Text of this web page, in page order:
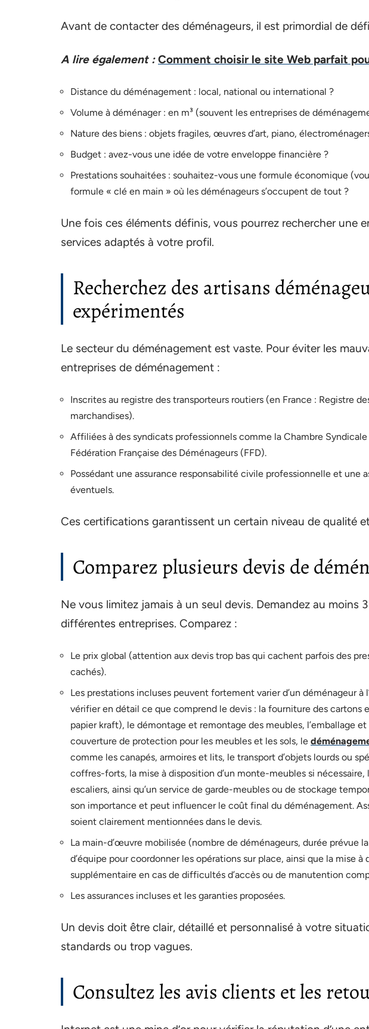
Avant de contacter des déménageurs, il est primordial de
A lire également : Comment choisir le site Web parfait
Distance du déménagement : local, national ou international ?
Volume à déménager : en m³ (souvent les entreprises de
Nature des biens : objets fragiles, œuvres d’art, piano,
Budget : avez-vous une idée de votre enveloppe financière ?
Prestations souhaitées : souhaitez-vous une formule économique
formule « clé en main » où les déménageurs s’occupent de tout ?
Une fois ces éléments définis, vous pourrez rechercher une
services adaptés à votre profil.
Recherchez des artisans
expérimentés
Le secteur du déménagement est vaste. Pour éviter les
entreprises de déménagement :
Inscrites au registre des transporteurs routiers (en France : Registre
marchandises).
Affiliées à des syndicats professionnels comme la Chambre
Fédération Française des Déménageurs (FFD).
Possédant une assurance responsabilité civile professionnelle et une
éventuels.
Ces certifications garantissent un certain niveau de qualité
Comparez plusieurs devis de
Ne vous limitez jamais à un seul devis. Demandez au moins
différentes entreprises. Comparez :
Le prix global (attention aux devis trop bas qui cachent parfois des
cachés).
Les prestations incluses peuvent fortement varier d’un déménageur à
vérifier en détail ce que comprend le devis : la fourniture des cartons
papier kraft), le démontage et remontage des meubles, l’emballage
couverture de protection pour les meubles et les sols, le
comme les canapés, armoires et lits, le transport d’objets lourds ou
coffres-forts, la mise à disposition d’un monte-meubles si
escaliers, ainsi qu’un service de garde-meubles ou de stockage
son importance et peut influencer le coût final du déménagement.
soient clairement mentionnées dans le devis.
La main-d’œuvre mobilisée (nombre de déménageurs, durée prévue
d’équipe pour coordonner les opérations sur place, ainsi que la mise à
supplémentaire en cas de difficultés d’accès ou de manutention
Les assurances incluses et les garanties proposées.
Un devis doit être clair, détaillé et personnalisé à votre
standards ou trop vagues.
Consultez les avis clients et les